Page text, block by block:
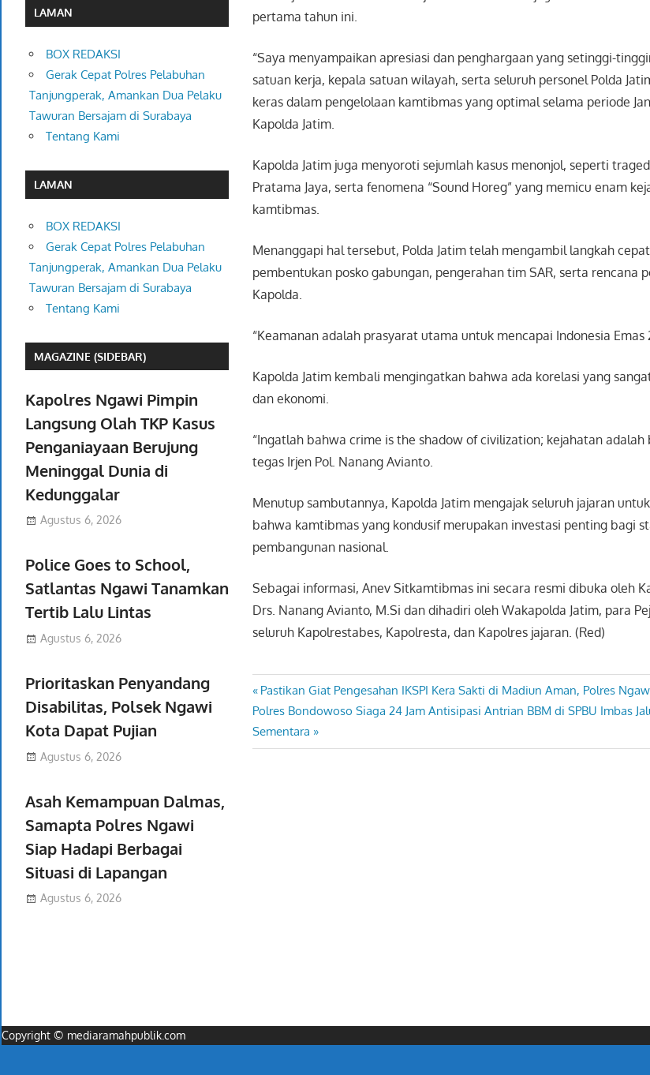
pertama tahun ini.
“Saya menyampaikan apresiasi dan penghargaan yang setinggi-
satuan kerja, kepala satuan wilayah, serta seluruh personel Polda
keras dalam pengelolaan kamtibmas yang optimal selama periode
Kapolda Jatim.
Kapolda Jatim juga menyoroti sejumlah kasus menonjol, seperti
Pratama Jaya, serta fenomena “Sound Horeg” yang memicu enam
kamtibmas.
Menanggapi hal tersebut, Polda Jatim telah mengambil langkah
pembentukan posko gabungan, pengerahan tim SAR, serta rencana
Kapolda.
“Keamanan adalah prasyarat utama untuk mencapai Indonesia Emas
Kapolda Jatim kembali mengingatkan bahwa ada korelasi yang
dan ekonomi.
“Ingatlah bahwa crime is the shadow of civilization; kejahatan adalah
tegas Irjen Pol. Nanang Avianto.
Menutup sambutannya, Kapolda Jatim mengajak seluruh jajaran
bahwa kamtibmas yang kondusif merupakan investasi penting bagi
pembangunan nasional.
Sebagai informasi, Anev Sitkamtibmas ini secara resmi dibuka oleh
Drs. Nanang Avianto, M.Si dan dihadiri oleh Wakapolda Jatim, para
seluruh Kapolrestabes, Kapolresta, dan Kapolres jajaran. (Red)
Navigasi
pos
Previous
Post:
Pastikan Giat Pengesahan IKSPI Kera Sakti di Madiun Aman, Polres
Next
Post:
Polres Bondowoso Siaga 24 Jam Antisipasi Antrian BBM di SPBU Imbas
Sementara
LAMAN
BOX REDAKSI
Gerak Cepat Polres Pelabuhan
Tanjungperak, Amankan Dua Pelaku
Tawuran Bersajam di Surabaya
Tentang Kami
LAMAN
BOX REDAKSI
Gerak Cepat Polres Pelabuhan
Tanjungperak, Amankan Dua Pelaku
Tawuran Bersajam di Surabaya
Tentang Kami
MAGAZINE (SIDEBAR)
Kapolres Ngawi Pimpin
Langsung Olah TKP Kasus
Penganiayaan Berujung
Meninggal Dunia di
Kedunggalar
Agustus 6, 2026
Police Goes to School,
Satlantas Ngawi Tanamkan
Tertib Lalu Lintas
Agustus 6, 2026
Prioritaskan Penyandang
Disabilitas, Polsek Ngawi
Kota Dapat Pujian
Agustus 6, 2026
Asah Kemampuan Dalmas,
Samapta Polres Ngawi
Siap Hadapi Berbagai
Situasi di Lapangan
Agustus 6, 2026
Copyright © mediaramahpublik.com